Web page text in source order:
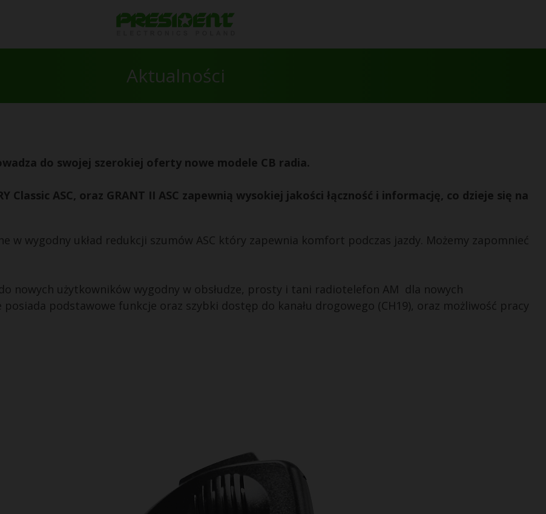
Aktualności
do swojej szerokiej oferty nowe modele CB radia.
Classic ASC, oraz GRANT II ASC zapewnią wysokiej jakości łączność i informację, co dzieje się na
w wygodny układ redukcji szumów ASC który zapewnia komfort podczas jazdy. Możemy zapomnieć
nowych użytkowników wygodny w obsłudze, prosty i tani radiotelefon AM dla nowych
podstawowe funkcje oraz szybki dostęp do kanału drogowego (CH19), oraz możliwość pracy